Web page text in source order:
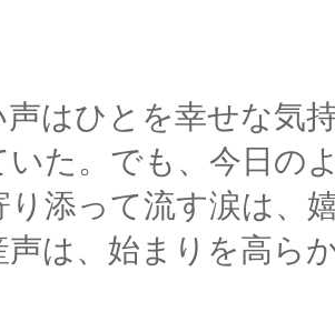
声はひとを幸せな気
いた。でも、今日の
り添って流す涙は、
声は、始まりを高ら